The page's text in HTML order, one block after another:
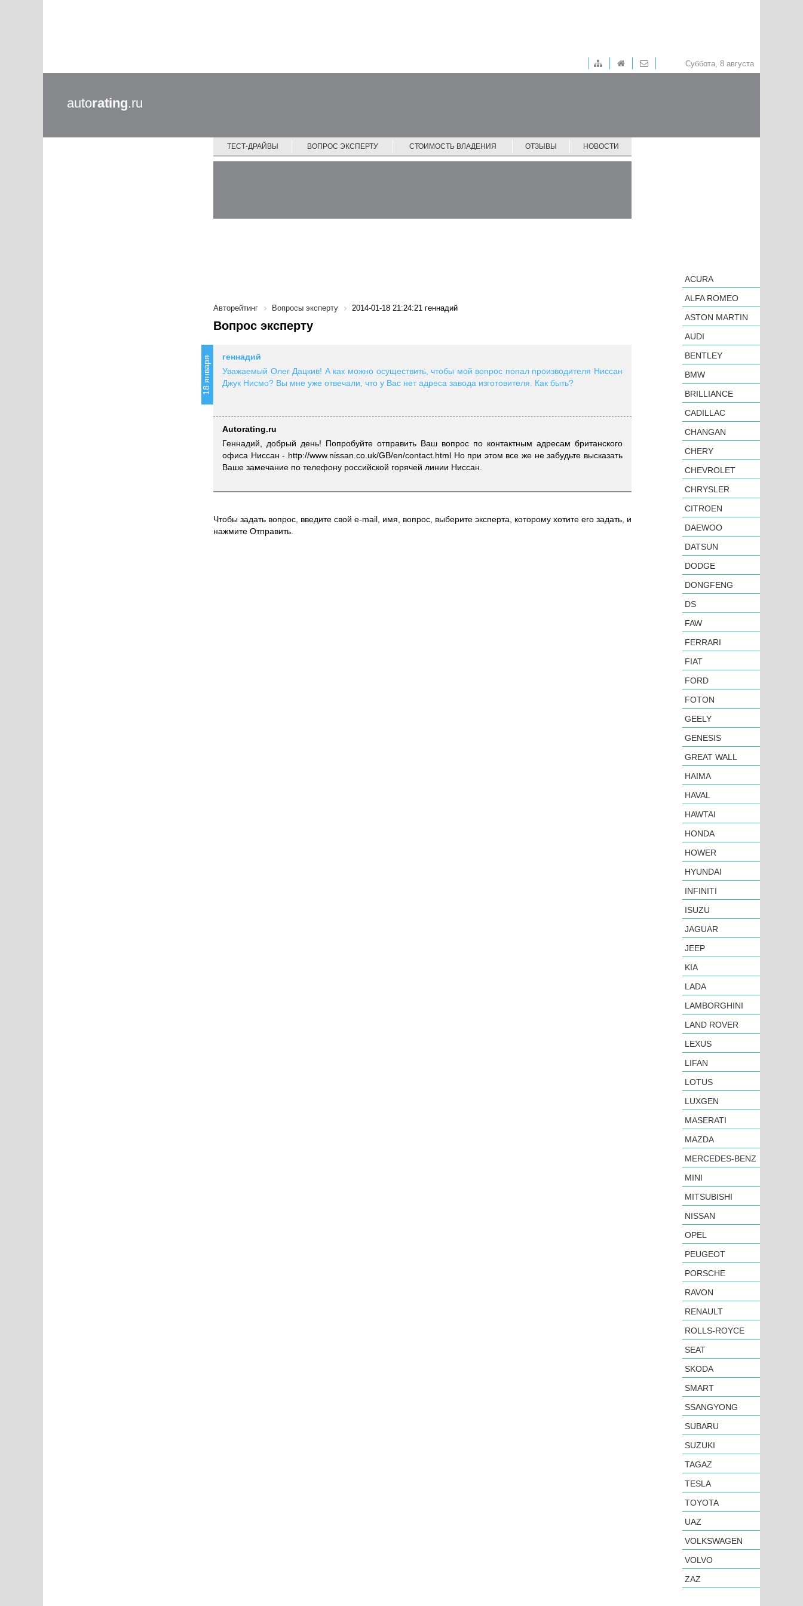
Суббота, 8 августа
autorating.ru
ТЕСТ-ДРАЙВЫ ВОПРОС ЭКСПЕРТУ СТОИМОСТЬ ВЛАДЕНИЯ ОТЗЫВЫ НОВОСТИ
Авторейтинг Вопросы эксперту 2014-01-18 21:24:21 геннадий
Вопрос эксперту
18 января
геннадий
Уважаемый Олег Дацкив! А как можно осуществить, чтобы мой вопрос попал производителя Ниссан
Джук Нисмо? Вы мне уже отвечали, что у Вас нет адреса завода изготовителя. Как быть?
Autorating.ru
Геннадий, добрый день! Попробуйте отправить Ваш вопрос по контактным адресам британского
офиса Ниссан - http://www.nissan.co.uk/GB/en/contact.html Но при этом все же не забудьте высказать
Ваше замечание по телефону российской горячей линии Ниссан.
Чтобы задать вопрос, введите свой e-mail, имя, вопрос, выберите эксперта, которому хотите его задать, и
нажмите Отправить.
ACURA
ALFA ROMEO
ASTON MARTIN
AUDI
BENTLEY
BMW
BRILLIANCE
CADILLAC
CHANGAN
CHERY
CHEVROLET
CHRYSLER
CITROEN
DAEWOO
DATSUN
DODGE
DONGFENG
DS
FAW
FERRARI
FIAT
FORD
FOTON
GEELY
GENESIS
GREAT WALL
HAIMA
HAVAL
HAWTAI
HONDA
HOWER
HYUNDAI
INFINITI
ISUZU
JAGUAR
JEEP
KIA
LADA
LAMBORGHINI
LAND ROVER
LEXUS
LIFAN
LOTUS
LUXGEN
MASERATI
MAZDA
MERCEDES-BENZ
MINI
MITSUBISHI
NISSAN
OPEL
PEUGEOT
PORSCHE
RAVON
RENAULT
ROLLS-ROYCE
SEAT
SKODA
SMART
SSANGYONG
SUBARU
SUZUKI
TAGAZ
TESLA
TOYOTA
UAZ
VOLKSWAGEN
VOLVO
ZAZ